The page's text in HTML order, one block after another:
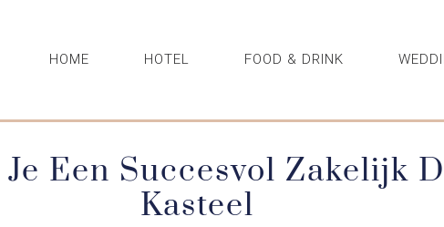
HOME HOTEL FOOD & DRINK
Een Succesvol Zakelijk
Kasteel